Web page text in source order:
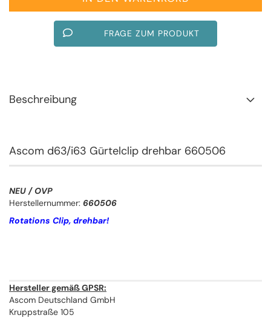
FRAGE ZUM PRODUKT
Beschreibung
Ascom d63/i63 Gürtelclip drehbar 660506
NEU / OVP
Herstellernummer: 660506
Rotations Clip, drehbar!
Hersteller gemäß GPSR:
Ascom Deutschland GmbH
Kruppstraße 105